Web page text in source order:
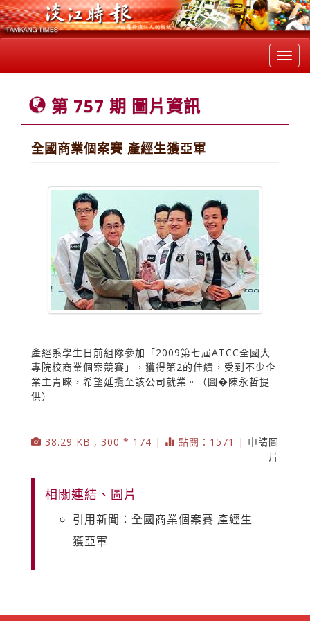
第 757 期 圖片資訊
全國商業個案賽 產經生獲亞軍
產經系學生日前組隊參加「2009第七屆ATCC全國大
專院校商業個案競賽」，獲得第2的佳績，受到不少企
業主青睞，希望延攬至該公司就業。（圖�陳永哲提
供）
38.29 KB , 300 * 174 | 點閱：1571 | 申請圖
片
相關連結、圖片
引用新聞：全國商業個案賽 產經生
獲亞軍